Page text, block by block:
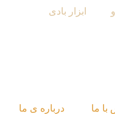
ابزار بادی
با ما درباره ی ما